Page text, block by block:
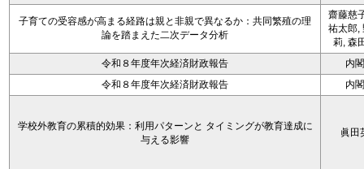
子育ての受容感が高まる経路は親と非親で異なるか：共同繁殖の理
論を踏まえた二次データ分析
齋藤慈
祐太郎,
莉, 森
令和８年度年次経済財政報告
内
令和８年度年次経済財政報告
内
学校外教育の累積的効果：利用パターンと タイミングが教育達成に
与える影響
眞田